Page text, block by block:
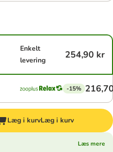
Enkelt
levering
254,90 kr
-15%
Læg i kurvLæg i kurv
Læs mere